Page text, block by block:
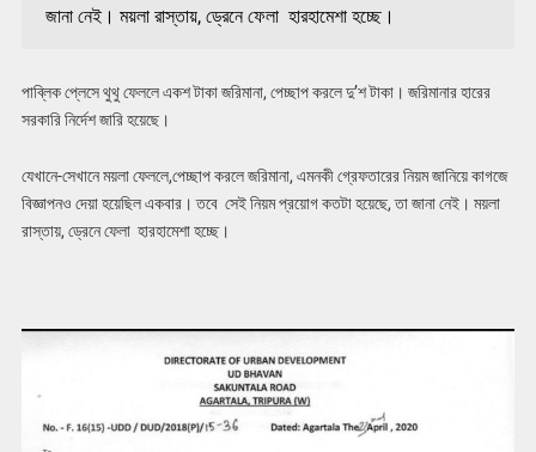
জানা নেই। ময়লা রাস্তায়, ড্রেনে ফেলা হারহামেশা হচ্ছে।
পাব্লিক প্লেসে থুথু ফেললে একশ টাকা জরিমানা, পেচ্ছাপ করলে দু’শ টাকা। জরিমানার হারের
সরকারি নির্দেশ জারি হয়েছে।
যেখানে-সেখানে ময়লা ফেললে,পেচ্ছাপ করলে জরিমানা, এমনকী গ্রেফতারের নিয়ম জানিয়ে কাগজে
বিজ্ঞাপনও দেয়া হয়েছিল একবার। তবে সেই নিয়ম প্রয়োগ কতটা হয়েছে, তা জানা নেই। ময়লা
রাস্তায়, ড্রেনে ফেলা হারহামেশা হচ্ছে।